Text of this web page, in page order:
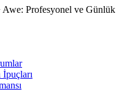
Profesyonel ve Günlük